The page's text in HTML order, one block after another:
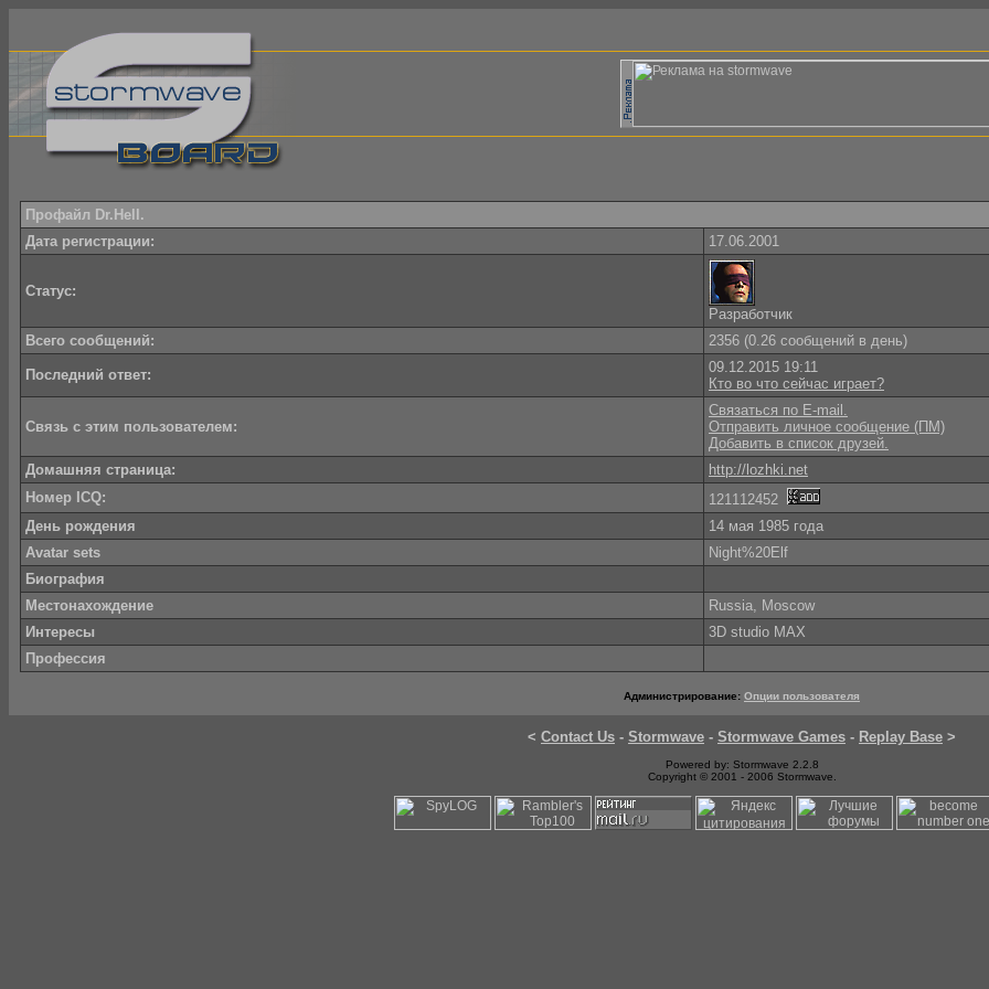
Профайл Dr.Hell.
Дата регистрации: 17.06.2001
Статус:
Разработчик
Всего сообщений:
2356 (0.26 сообщений в день)
Последний ответ:
09.12.2015 19:11
Кто во что сейчас играет?
Связь с этим пользователем:
Связаться по E-mail.
Отправить личное сообщение (ПМ)
Добавить в список друзей.
Домашняя страница:
http://lozhki.net
Номер ICQ:
121112452
День рождения
14 мая 1985 года
Avatar sets
Night%20Elf
Биография
Местонахождение
Russia, Moscow
Интересы
3D studio MAX
Профессия
Администрирование: Опции пользователя
< Contact Us - Stormwave - Stormwave Games - Replay Base >
Powered by: Stormwave 2.2.8
Copyright © 2001 - 2006 Stormwave.